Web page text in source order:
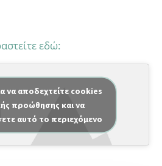
εδώ:
να αποδεχτείτε cookies
προώθησης και να
αυτό το περιεχόμενο